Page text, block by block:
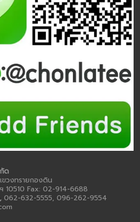
ด
วงทรายกองดิน
10510 Fax: 02-914-6688
062-632-5555, 096-262-9554